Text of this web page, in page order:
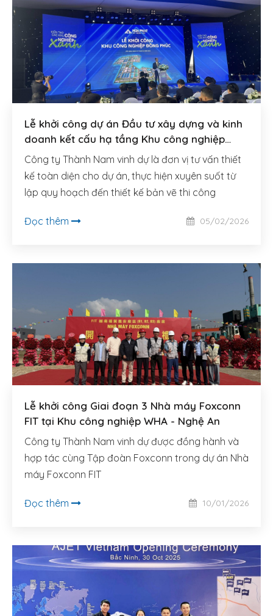
Lễ khởi công dự án Đầu tư xây dựng và kinh
doanh kết cấu hạ tầng Khu công nghiệp
Đồng Phúc (Bắc Ninh)
Công ty Thành Nam vinh dự là đơn vị tư vấn thiết
kế toàn diện cho dự án, thực hiện xuyên suốt từ
lập quy hoạch đến thiết kế bản vẽ thi công
Đọc thêm 05/02/2026
Lễ khởi công Giai đoạn 3 Nhà máy Foxconn
FIT tại Khu công nghiệp WHA - Nghệ An
Công ty Thành Nam vinh dự được đồng hành và
hợp tác cùng Tập đoàn Foxconn trong dự án Nhà
máy Foxconn FIT
Đọc thêm 10/01/2026